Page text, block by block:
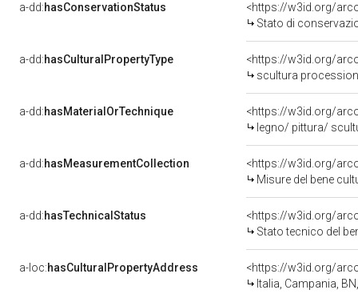
a-dd:hasConservationStatus
<https://w3id.org/
Stato di
a-dd:hasCulturalPropertyType
<https://w3id.org/
scultura
a-dd:hasMaterialOrTechnique
<https://w3id.org/
legno/ pittura/
a-dd:hasMeasurementCollection
<https://w3id.org/
Misure del bene
a-dd:hasTechnicalStatus
<https://w3id.org/
Stato tecnico del
a-loc:hasCulturalPropertyAddress
<https://w3id.org/
Italia, Campania,